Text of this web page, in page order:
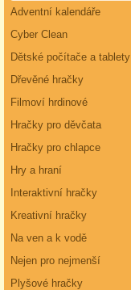
Adventní kalendáře
Cyber Clean
Dětské počítače a tablety
Dřevěné hračky
Filmoví hrdinové
Hračky pro děvčata
Hračky pro chlapce
Hry a hraní
Interaktivní hračky
Kreativní hračky
Na ven a k vodě
Nejen pro nejmenší
Plyšové hračky